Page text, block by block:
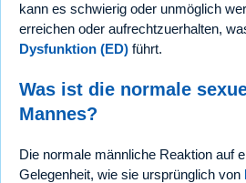
kann es schwierig oder unmöglich
erreichen oder aufrechtzuerhalten,
Dysfunktion (ED) führt.
Was ist die normale
Mannes?
Die normale männliche Reaktion auf
Gelegenheit, wie sie ursprünglich von